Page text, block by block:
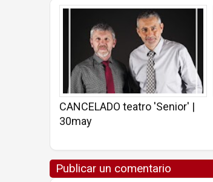
CANCELADO teatro 'Senior' |
30may
Publicar un comentario